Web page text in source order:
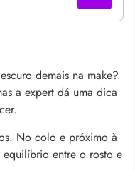
demais na make?
a expert dá uma dica
No colo e próximo à
entre o rosto e